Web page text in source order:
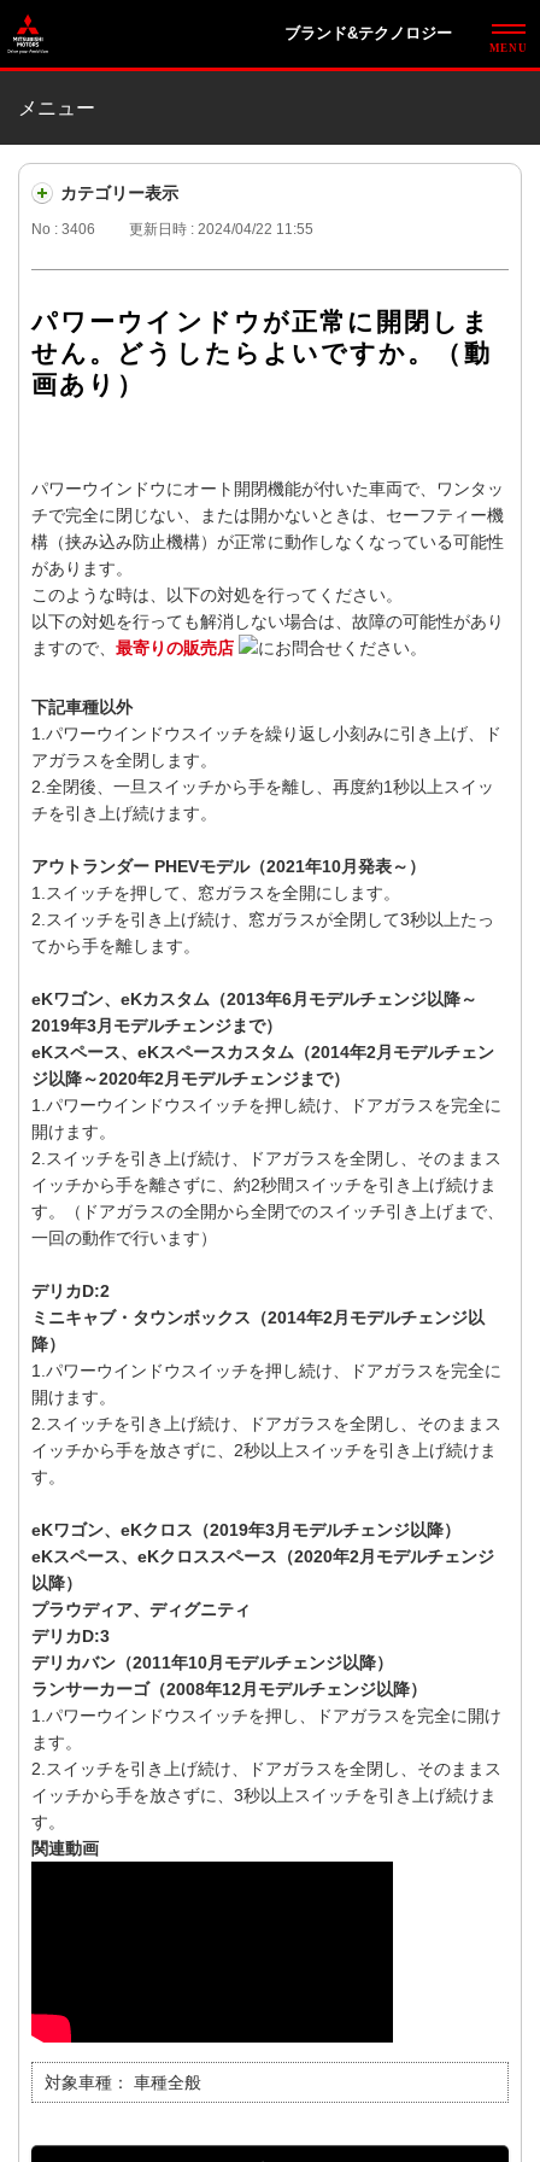
ブランド&テクノロジー
メニュー
カテゴリー表示
No : 3406 更新日時 : 2024/04/22 11:55
パワーウインドウが正常に開閉しま
せん。どうしたらよいですか。（動
画あり）
パワーウインドウにオート開閉機能が付いた車両で、ワンタッ
チで完全に閉じない、または開かないときは、セーフティー機
構（挟み込み防止機構）が正常に動作しなくなっている可能性
があります。
このような時は、以下の対処を行ってください。
以下の対処を行っても解消しない場合は、故障の可能性があり
ますので、 最寄りの販売店 にお問合せください。
下記車種以外
1.パワーウインドウスイッチを繰り返し小刻みに引き上げ、ド
アガラスを全閉します。
2.全閉後、一旦スイッチから手を離し、再度約1秒以上スイッ
チを引き上げ続けます。
アウトランダー PHEVモデル（2021年10月発表～）
1.スイッチを押して、窓ガラスを全開にします。
2.スイッチを引き上げ続け、窓ガラスが全閉して3秒以上たっ
てから手を離します。
eKワゴン、eKカスタム（2013年6月モデルチェンジ以降～
2019年3月モデルチェンジまで）
eKスペース、eKスペースカスタム（2014年2月モデルチェン
ジ以降～2020年2月モデルチェンジまで）
1.パワーウインドウスイッチを押し続け、ドアガラスを完全に
開けます。
2.スイッチを引き上げ続け、ドアガラスを全閉し、そのままス
イッチから手を離さずに、約2秒間スイッチを引き上げ続けま
す。（ドアガラスの全開から全閉でのスイッチ引き上げまで、
一回の動作で行います）
デリカD:2
ミニキャブ・タウンボックス（2014年2月モデルチェンジ以
降）
1.パワーウインドウスイッチを押し続け、ドアガラスを完全に
開けます。
2.スイッチを引き上げ続け、ドアガラスを全閉し、そのままス
イッチから手を放さずに、2秒以上スイッチを引き上げ続けま
す。
eKワゴン、eKクロス（2019年3月モデルチェンジ以降）
eKスペース、eKクロススペース（2020年2月モデルチェンジ
以降）
プラウディア、ディグニティ
デリカD:3
デリカバン（2011年10月モデルチェンジ以降）
ランサーカーゴ（2008年12月モデルチェンジ以降）
1.パワーウインドウスイッチを押し、ドアガラスを完全に開け
ます。
2.スイッチを引き上げ続け、ドアガラスを全閉し、そのままス
イッチから手を放さずに、3秒以上スイッチを引き上げ続けま
す。
関連動画
対象車種： 車種全般